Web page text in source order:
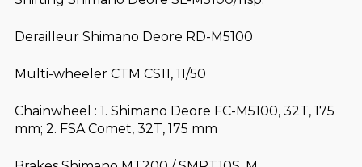
Derailleur Shimano Deore RD-M5100
Multi-wheeler CTM CS11, 11/50
Chainwheel : 1. Shimano Deore FC-M5100, 32T, 175
mm; 2. FSA Comet, 32T, 175 mm